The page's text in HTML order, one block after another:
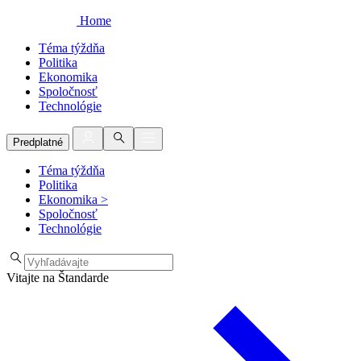
Home
Téma týždňa
Politika
Ekonomika
Spoločnosť
Technológie
Predplatné
Téma týždňa
Politika
Ekonomika >
Spoločnosť
Technológie
Vitajte na Štandarde